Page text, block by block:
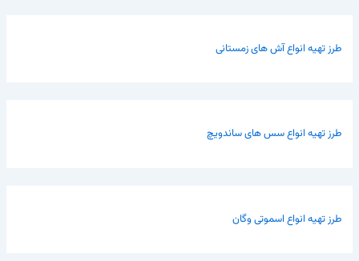
طرز تهیه انواع آش های زمستانی
طرز تهیه انواع سس های ساندویچ
طرز تهیه انواع اسموتی وگان